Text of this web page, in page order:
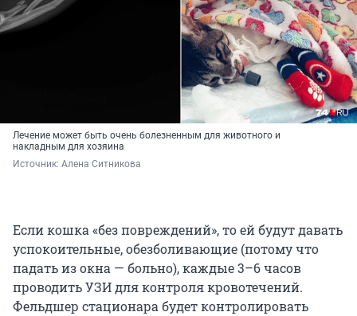
Лечение может быть очень болезненным для животного и
накладным для хозяина
Источник: Алена Ситникова
Если кошка «без повреждений», то ей будут давать
успокоительные, обезболивающие (потому что
падать из окна — больно), каждые 3–6 часов
проводить УЗИ для контроля кровотечений.
Фельдшер стационара будет контролировать